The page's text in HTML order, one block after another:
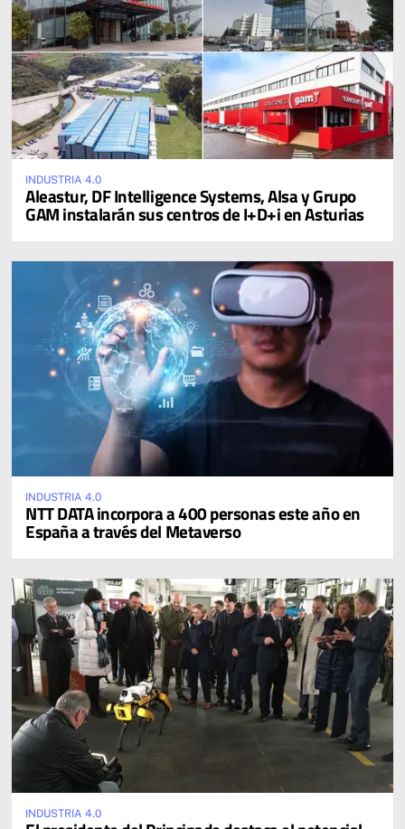
INDUSTRIA 4.0
Aleastur, DF Intelligence Systems, Alsa y Grupo
GAM instalarán sus centros de I+D+i en Asturias
INDUSTRIA 4.0
NTT DATA incorpora a 400 personas este año en
España a través del Metaverso
INDUSTRIA 4.0